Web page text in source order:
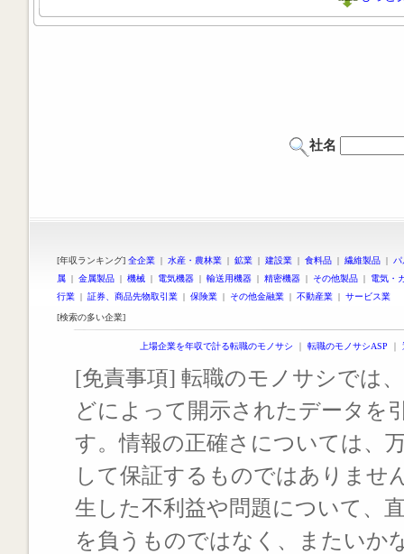
社名
[年収ランキング] 全企業 | 水産・農林業 | 鉱業 | 建設業 | 食料品 | 繊維製品 |
属 | 金属製品 | 機械 | 電気機器 | 輸送用機器 | 精密機器 | その他製品 | 電気・
行業 | 証券、商品先物取引業 | 保険業 | その他金融業 | 不動産業 | サービス業
[検索の多い企業]
上場企業を年収で計る転職のモノサシ ｜ 転職のモノサシASP ｜
[免責事項] 転職のモノサシでは
どによって開示されたデータを
す。情報の正確さについては、
して保証するものではありませ
生した不利益や問題について、
を負うものではなく、またいか